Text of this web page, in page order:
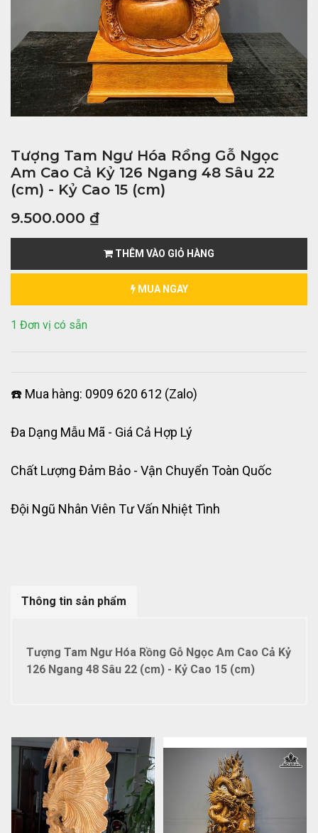
Tượng Tam Ngư Hóa Rồng Gỗ Ngọc
Am Cao Cả Kỷ 126 Ngang 48 Sâu 22
(cm) - Kỷ Cao 15 (cm)
9.500.000 ₫
THÊM VÀO GIỎ HÀNG
MUA NGAY
1 Đơn vị có sẵn
☎️ Mua hàng: 0909 620 612 (Zalo)
Đa Dạng Mẫu Mã - Giá Cả Hợp Lý
Chất Lượng Đảm Bảo - Vận Chuyển Toàn Quốc
Đội Ngũ Nhân Viên Tư Vấn Nhiệt Tình
Thông tin sản phẩm
Tượng Tam Ngư Hóa Rồng Gỗ Ngọc Am Cao Cả Kỷ
126 Ngang 48 Sâu 22 (cm) - Kỷ Cao 15 (cm)